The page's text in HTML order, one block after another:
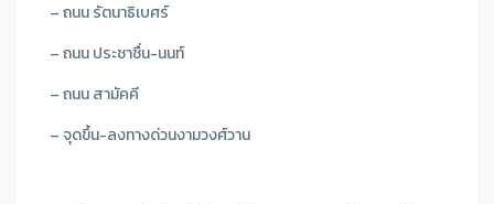
– ถนน รัตนาธิเบศร์
– ถนน ประชาชื่น-นนท์
– ถนน สามัคคี
– จุดขึ้น-ลงทางด่วนงามวงศ์วาน